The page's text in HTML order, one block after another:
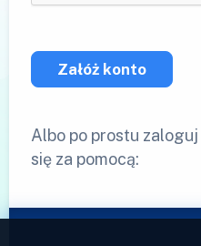
Załóż konto
Albo po prostu zaloguj
się za pomocą: